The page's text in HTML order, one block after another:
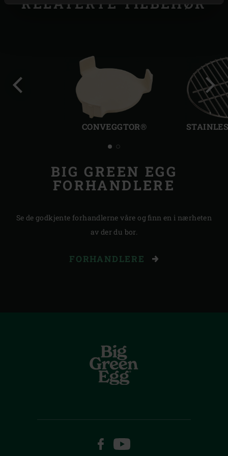
CONVEGGTOR®
BIG GREEN EGG
FORHANDLERE
Se de godkjente forhandlerne våre og finn en i nærheten
av der du bor.
FORHANDLERE
FACEBOOKYOUTUBE